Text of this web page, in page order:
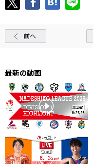
前へ
最新の動画